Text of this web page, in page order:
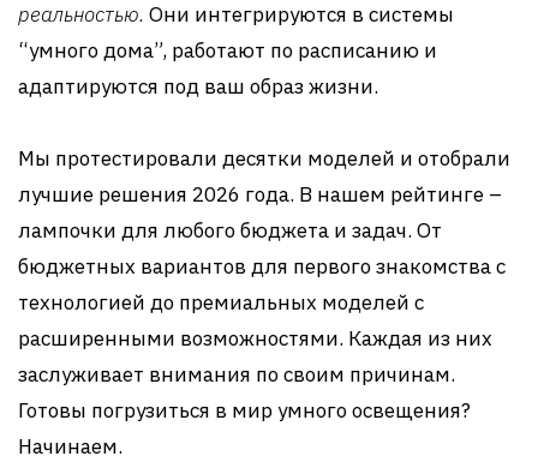
реальностью. Они интегрируются в системы
“умного дома”, работают по расписанию и
адаптируются под ваш образ жизни.
Мы протестировали десятки моделей и отобрали
лучшие решения 2026 года. В нашем рейтинге –
лампочки для любого бюджета и задач. От
бюджетных вариантов для первого знакомства с
технологией до премиальных моделей с
расширенными возможностями. Каждая из них
заслуживает внимания по своим причинам.
Готовы погрузиться в мир умного освещения?
Начинаем.